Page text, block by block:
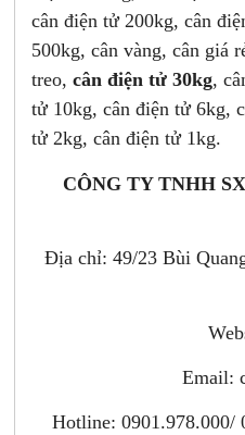
cân điện tử 200kg, cân
500kg, cân vàng, cân giá
treo,cân điện tử 30kg,
tử 10kg, cân điện tử 6kg,
tử 2kg, cân điện tử 1kg.
CÔNG TY TNHH
Địa chỉ: 49/23 Bùi
Email:
Hotline: 0901.978.000/